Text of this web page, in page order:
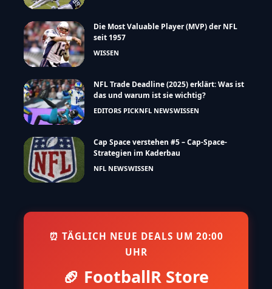
Die Most Valuable Player (MVP) der NFL
seit 1957
WISSEN
NFL Trade Deadline (2025) erklärt: Was ist
das und warum ist sie wichtig?
EDITORS PICKNFL NEWSWISSEN
Cap Space verstehen #5 – Cap-Space-
Strategien im Kaderbau
NFL NEWSWISSEN
⏰ TÄGLICH NEUE DEALS UM 20:00
UHR
🏈 FootballR Store